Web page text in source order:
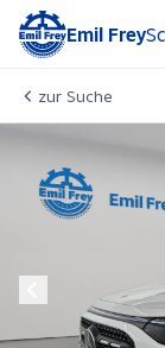
Emil Frey
zur Suche